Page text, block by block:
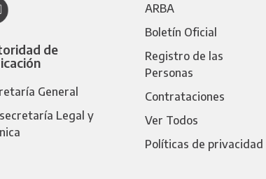
de
General
Legal y
ARBA
Boletín Oficial
Registro de las
Personas
Contrataciones
Ver Todos
Políticas de privacidad